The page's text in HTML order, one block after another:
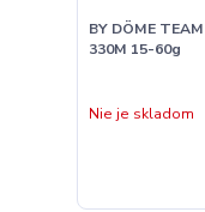
BY DÖME TEAM
330M 15-60g
Nie je skladom